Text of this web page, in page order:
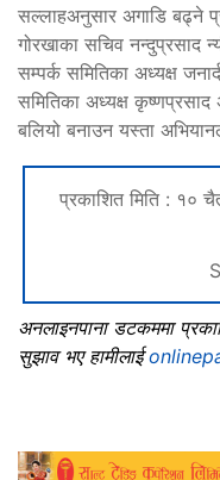
सल्लाहअनुसार अगाडि बढ्ने
गोरखाका सचिव नन्दुप्रसाद
सम्पर्क समितिका अध्यक्ष
समितिका अध्यक्ष
बलियो बनाउन यस्ता
प्रकाशित मिति :
अनलाइनपाना डटकममा
सुझाव भए हामीलाई